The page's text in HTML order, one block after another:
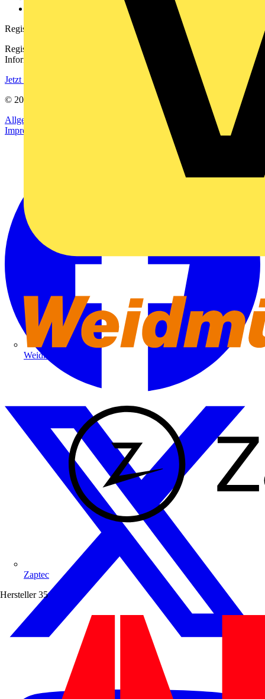
Weidmüller
Zaptec
Hersteller 35
Registrierung
Registrieren Sie sich kostenlos und erhalten Sie stets aktuelle
Informationen aus der Elektroindustrie.
Jetzt registrieren
© 2002-
Allgemeine Geschäftsbedingungen
Datenschutzerklärung
Impressum